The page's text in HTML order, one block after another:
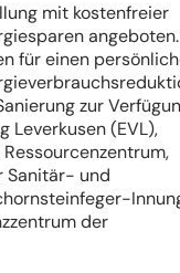
mit kostenfreier
angeboten.
für einen
zur
Leverkusen (EVL),
Sanitär- und
der